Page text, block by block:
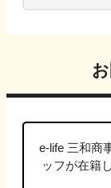
e-life 三和商
ッフが在籍